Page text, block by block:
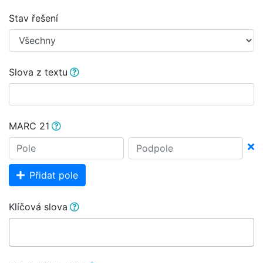
Stav řešení
Slova z textu
MARC 21
Přidat pole
Klíčová slova